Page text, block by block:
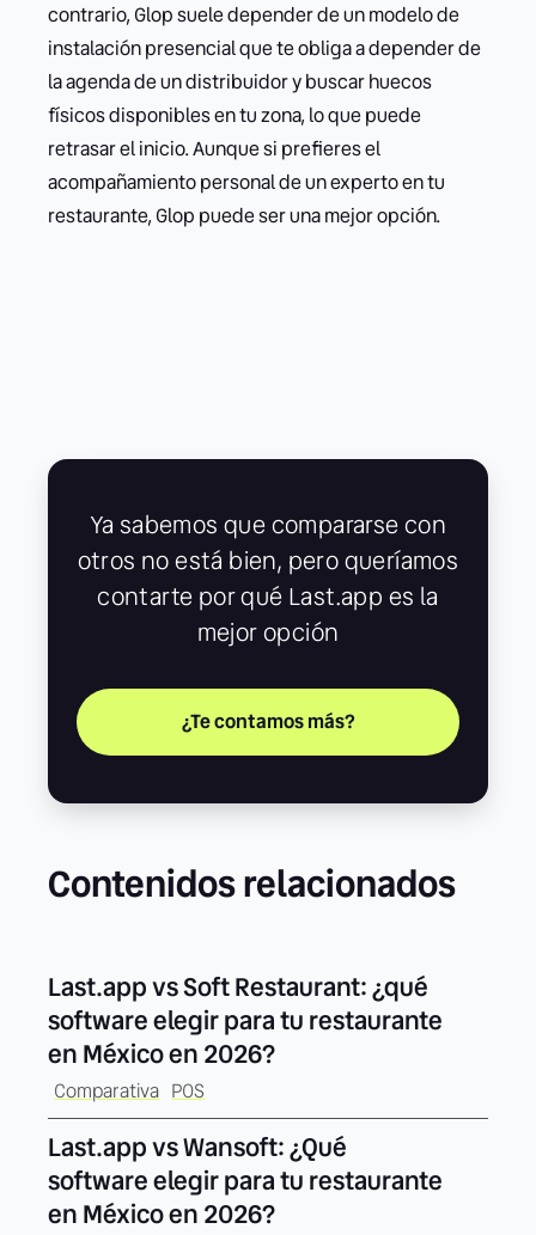
contrario, Glop suele depender de un modelo de
instalación presencial que te obliga a depender de
la agenda de un distribuidor y buscar huecos
físicos disponibles en tu zona, lo que puede
retrasar el inicio. Aunque si prefieres el
acompañamiento personal de un experto en tu
restaurante, Glop puede ser una mejor opción.
Ya sabemos que compararse con
otros no está bien, pero queríamos
contarte por qué Last.app es la
mejor opción
¿Te contamos más?
Contenidos relacionados
Last.app vs Soft Restaurant: ¿qué
software elegir para tu restaurante
en México en 2026?
Comparativa POS
Last.app vs Wansoft: ¿Qué
software elegir para tu restaurante
en México en 2026?